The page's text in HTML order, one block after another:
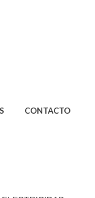
CONTACTO